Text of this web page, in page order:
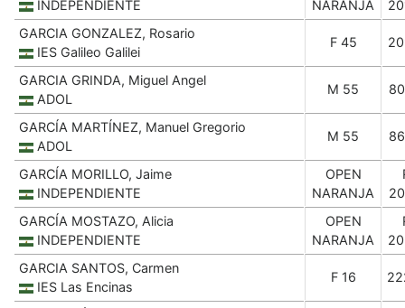
INDEPENDIENTE
NARANJA
GARCIA GONZALEZ, Rosario
IES Galileo Galilei
F 45
GARCIA GRINDA, Miguel Angel
ADOL
M 55
GARCÍA MARTÍNEZ, Manuel Gregorio
ADOL
M 55
GARCÍA MORILLO, Jaime
INDEPENDIENTE
OPEN
NARANJA
GARCÍA MOSTAZO, Alicia
INDEPENDIENTE
OPEN
NARANJA
GARCIA SANTOS, Carmen
IES Las Encinas
F 16